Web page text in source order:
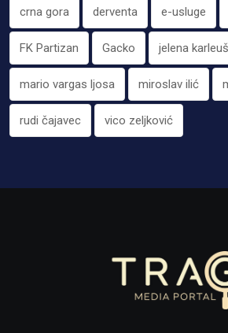
crna gora derventa e-usluge
FK Partizan Gacko jelena
mario vargas ljosa miroslav ilić
rudi čajavec vico zeljković